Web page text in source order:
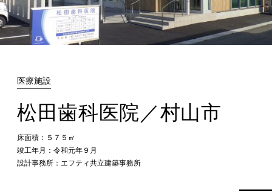
医療施設
松田歯科医院／村山市
床面積：５７５㎡
竣工年月：令和元年９月
設計事務所：エフティ共立建築事務所